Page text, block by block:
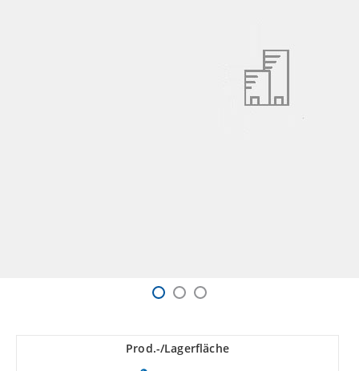
Prod.-/Lagerfläche